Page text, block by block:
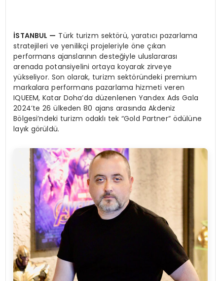
İSTANBUL — Türk turizm sektörü, yaratıcı pazarlama
stratejileri ve yenilikçi projeleriyle öne çıkan
performans ajanslarının desteğiyle uluslararası
arenada potansiyelini ortaya koyarak zirveye
yükseliyor. Son olarak, turizm sektöründeki premium
markalara performans pazarlama hizmeti veren
IQUEEM, Katar Doha’da düzenlenen Yandex Ads Gala
2024’te 26 ülkeden 80 ajans arasında Akdeniz
Bölgesi’ndeki turizm odaklı tek “Gold Partner” ödülüne
layık görüldü.